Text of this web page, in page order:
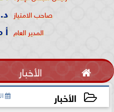
صاحب الامتياز
المدير العام أ
 الأخبار
الأخبار